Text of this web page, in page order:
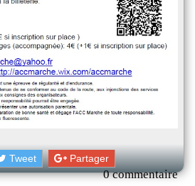
Tweet Partager
0 commentaire